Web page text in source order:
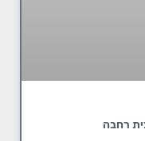
רחבה